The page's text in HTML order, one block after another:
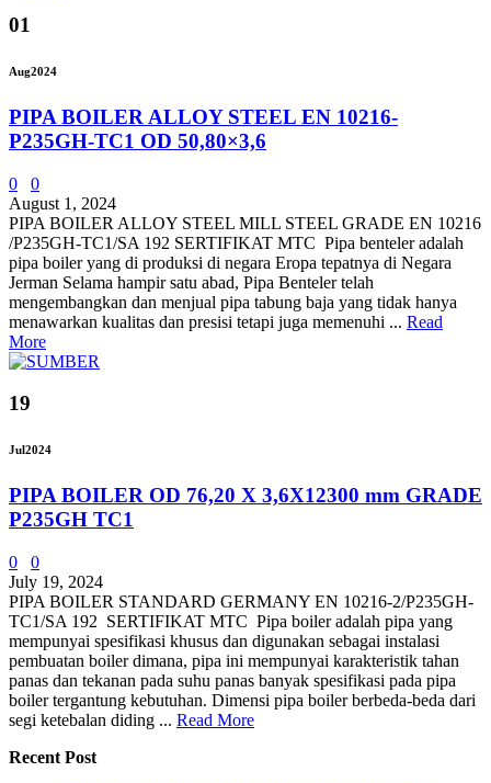
01
Aug2024
PIPA BOILER ALLOY STEEL EN 10216-
P235GH-TC1 OD 50,80×3,6
0
0
August 1, 2024
PIPA BOILER ALLOY STEEL MILL STEEL GRADE EN 10216
/P235GH-TC1/SA 192 SERTIFIKAT MTC Pipa benteler adalah
pipa boiler yang di produksi di negara Eropa tepatnya di Negara
Jerman Selama hampir satu abad, Pipa Benteler telah
mengembangkan dan menjual pipa tabung baja yang tidak hanya
menawarkan kualitas dan presisi tetapi juga memenuhi ... Read
More
19
Jul2024
PIPA BOILER OD 76,20 X 3,6X12300 mm GRADE
P235GH TC1
0
0
July 19, 2024
PIPA BOILER STANDARD GERMANY EN 10216-2/P235GH-
TC1/SA 192 SERTIFIKAT MTC Pipa boiler adalah pipa yang
mempunyai spesifikasi khusus dan digunakan sebagai instalasi
pembuatan boiler dimana, pipa ini mempunyai karakteristik tahan
panas dan tekanan pada suhu panas banyak spesifikasi pada pipa
boiler tergantung kebutuhan. Dimensi pipa boiler berbeda-beda dari
segi ketebalan diding ... Read More
Recent Post